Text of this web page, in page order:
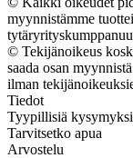
myynnistämme
© Tekijänoikeus
saada osan
ilman
Tiedot
Tyypillisiä
Tarvitsetko apua
Arvostelu